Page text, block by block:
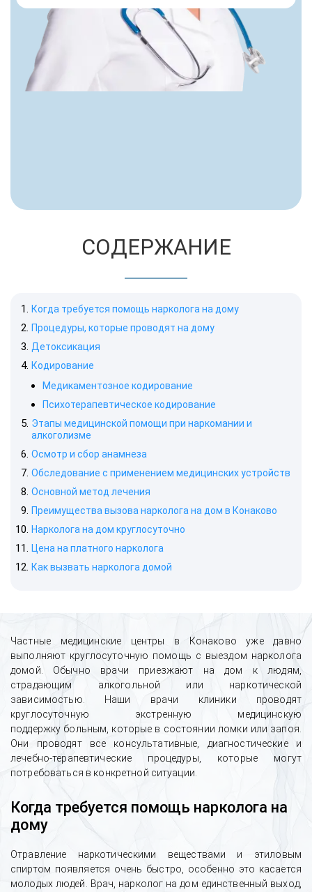
СОДЕРЖАНИЕ
Когда требуется помощь нарколога на дому
Процедуры, которые проводят на дому
Детоксикация
Кодирование
Медикаментозное кодирование
Психотерапевтическое кодирование
Этапы медицинской помощи при наркомании и
алкоголизме
Осмотр и сбор анамнеза
Обследование с применением медицинских устройств
Основной метод лечения
Преимущества вызова нарколога на дом в Конаково
Нарколога на дом круглосуточно
Цена на платного нарколога
Как вызвать нарколога домой
Частные медицинские центры в Конаково уже давно
выполняют круглосуточную помощь с выездом нарколога
домой. Обычно врачи приезжают на дом к людям,
страдающим алкогольной или наркотической
зависимостью. Наши врачи клиники проводят
круглосуточную экстренную медицинскую
поддержку больным, которые в состоянии ломки или запоя.
Они проводят все консультативные, диагностические и
лечебно-терапевтические процедуры, которые могут
потребоваться в конкретной ситуации.
Когда требуется помощь нарколога на
дому
Отравление наркотическими веществами и этиловым
спиртом появляется очень быстро, особенно это касается
молодых людей. Врач, нарколог на дом единственный выход,